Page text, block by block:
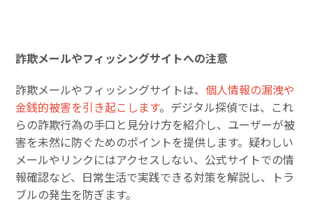
詐欺メールやフィッシングサイトへの注意
詐欺メールやフィッシングサイトは、 個人情報の漏洩や
金銭的被害を引き起こします。デジタル探偵では、これ
らの詐欺行為の手口と見分け方を紹介し、ユーザーが被
害を未然に防ぐためのポイントを提供します。疑わしい
メールやリンクにはアクセスしない、公式サイトでの情
報確認など、日常生活で実践できる対策を解説し、トラ
ブルの発生を防ぎます。